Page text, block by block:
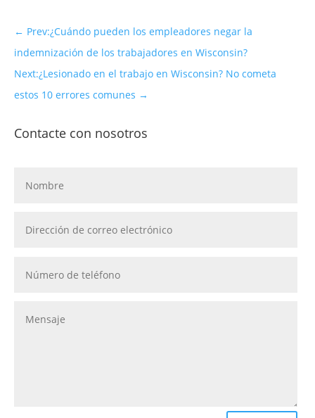
← Prev:¿Cuándo pueden los empleadores negar la
indemnización de los trabajadores en Wisconsin?
Next:¿Lesionado en el trabajo en Wisconsin? No cometa
estos 10 errores comunes →
Contacte con nosotros